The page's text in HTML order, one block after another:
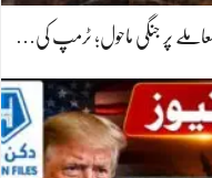
معاملے پر جنگی ماحول؛ ٹرمپ کی…